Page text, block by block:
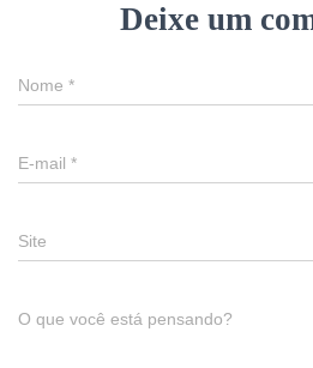
Deixe um
Nome *
E-mail *
Site
O que você está pensando?